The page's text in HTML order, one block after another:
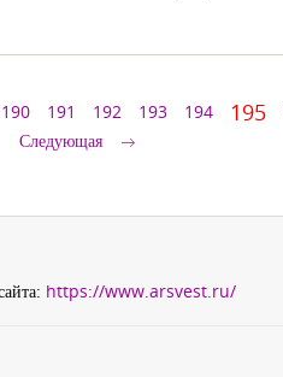
190 191 192 193 194 195
Следующая
https://www.arsvest.ru/